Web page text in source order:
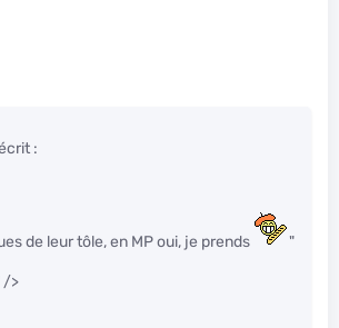
:
de leur tôle, en MP oui, je prends "
/>